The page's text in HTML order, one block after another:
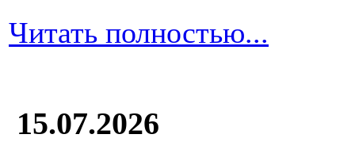
Читать полностью...
15.07.2026